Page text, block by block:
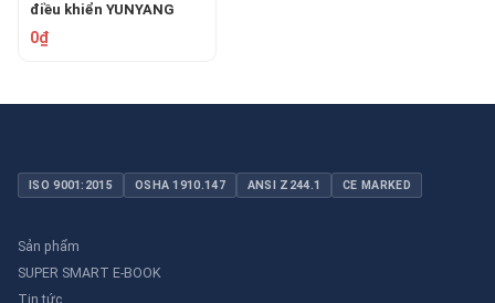
điều khiển YUNYANG
YR3-01
0₫
ISO 9001:2015 OSHA 1910.147 ANSI Z244.1 CE MARKED
Sản phẩm
SUPER SMART E-BOOK
Tin tức